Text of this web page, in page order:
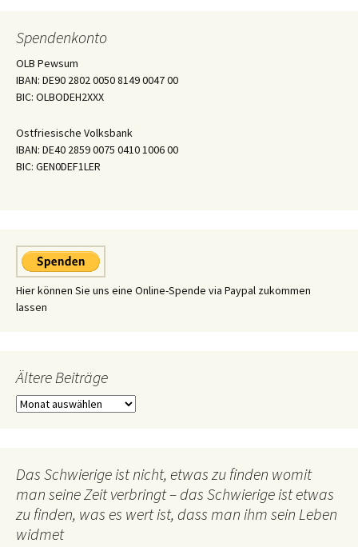
Spendenkonto
OLB Pewsum
IBAN: DE90 2802 0050 8149 0047 00
BIC: OLBODEH2XXX
Ostfriesische Volksbank
IBAN: DE40 2859 0075 0410 1006 00
BIC: GEN0DEF1LER
Hier können Sie uns eine Online-Spende via Paypal zukommen
lassen
Ältere Beiträge
Ältere
Das Schwierige ist nicht, etwas zu finden womit
man seine Zeit verbringt – das Schwierige ist etwas
zu finden, was es wert ist, dass man ihm sein Leben
widmet